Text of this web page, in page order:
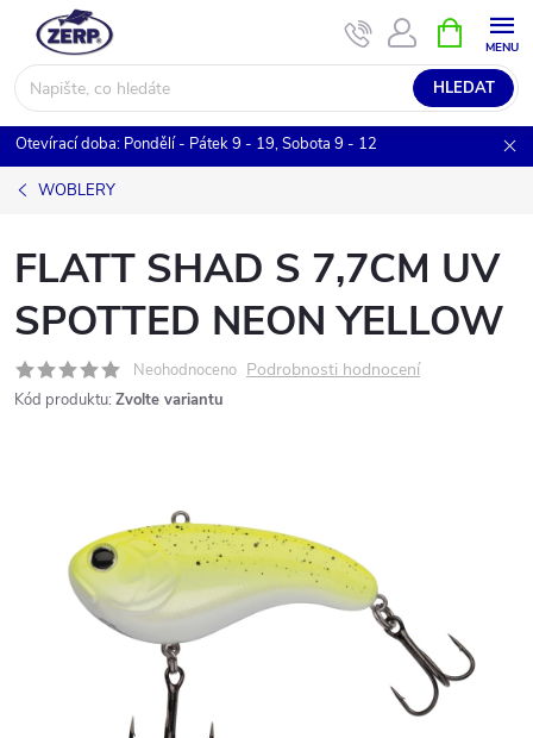
obsah
HLEDAT
NÁKUPNÍ
KOŠÍK
Otevírací doba: Pondělí - Pátek 9 - 19, Sobota 9 - 12
WOBLERY
FLATT SHAD S 7,7CM UV
SPOTTED NEON YELLOW
Neohodnoceno Podrobnosti hodnocení
Kód produktu: Zvolte variantu